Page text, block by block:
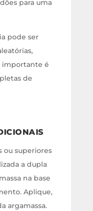
para uma
pode ser
importante é
de
ou superiores
a dupla
na base
Aplique,
argamassa.